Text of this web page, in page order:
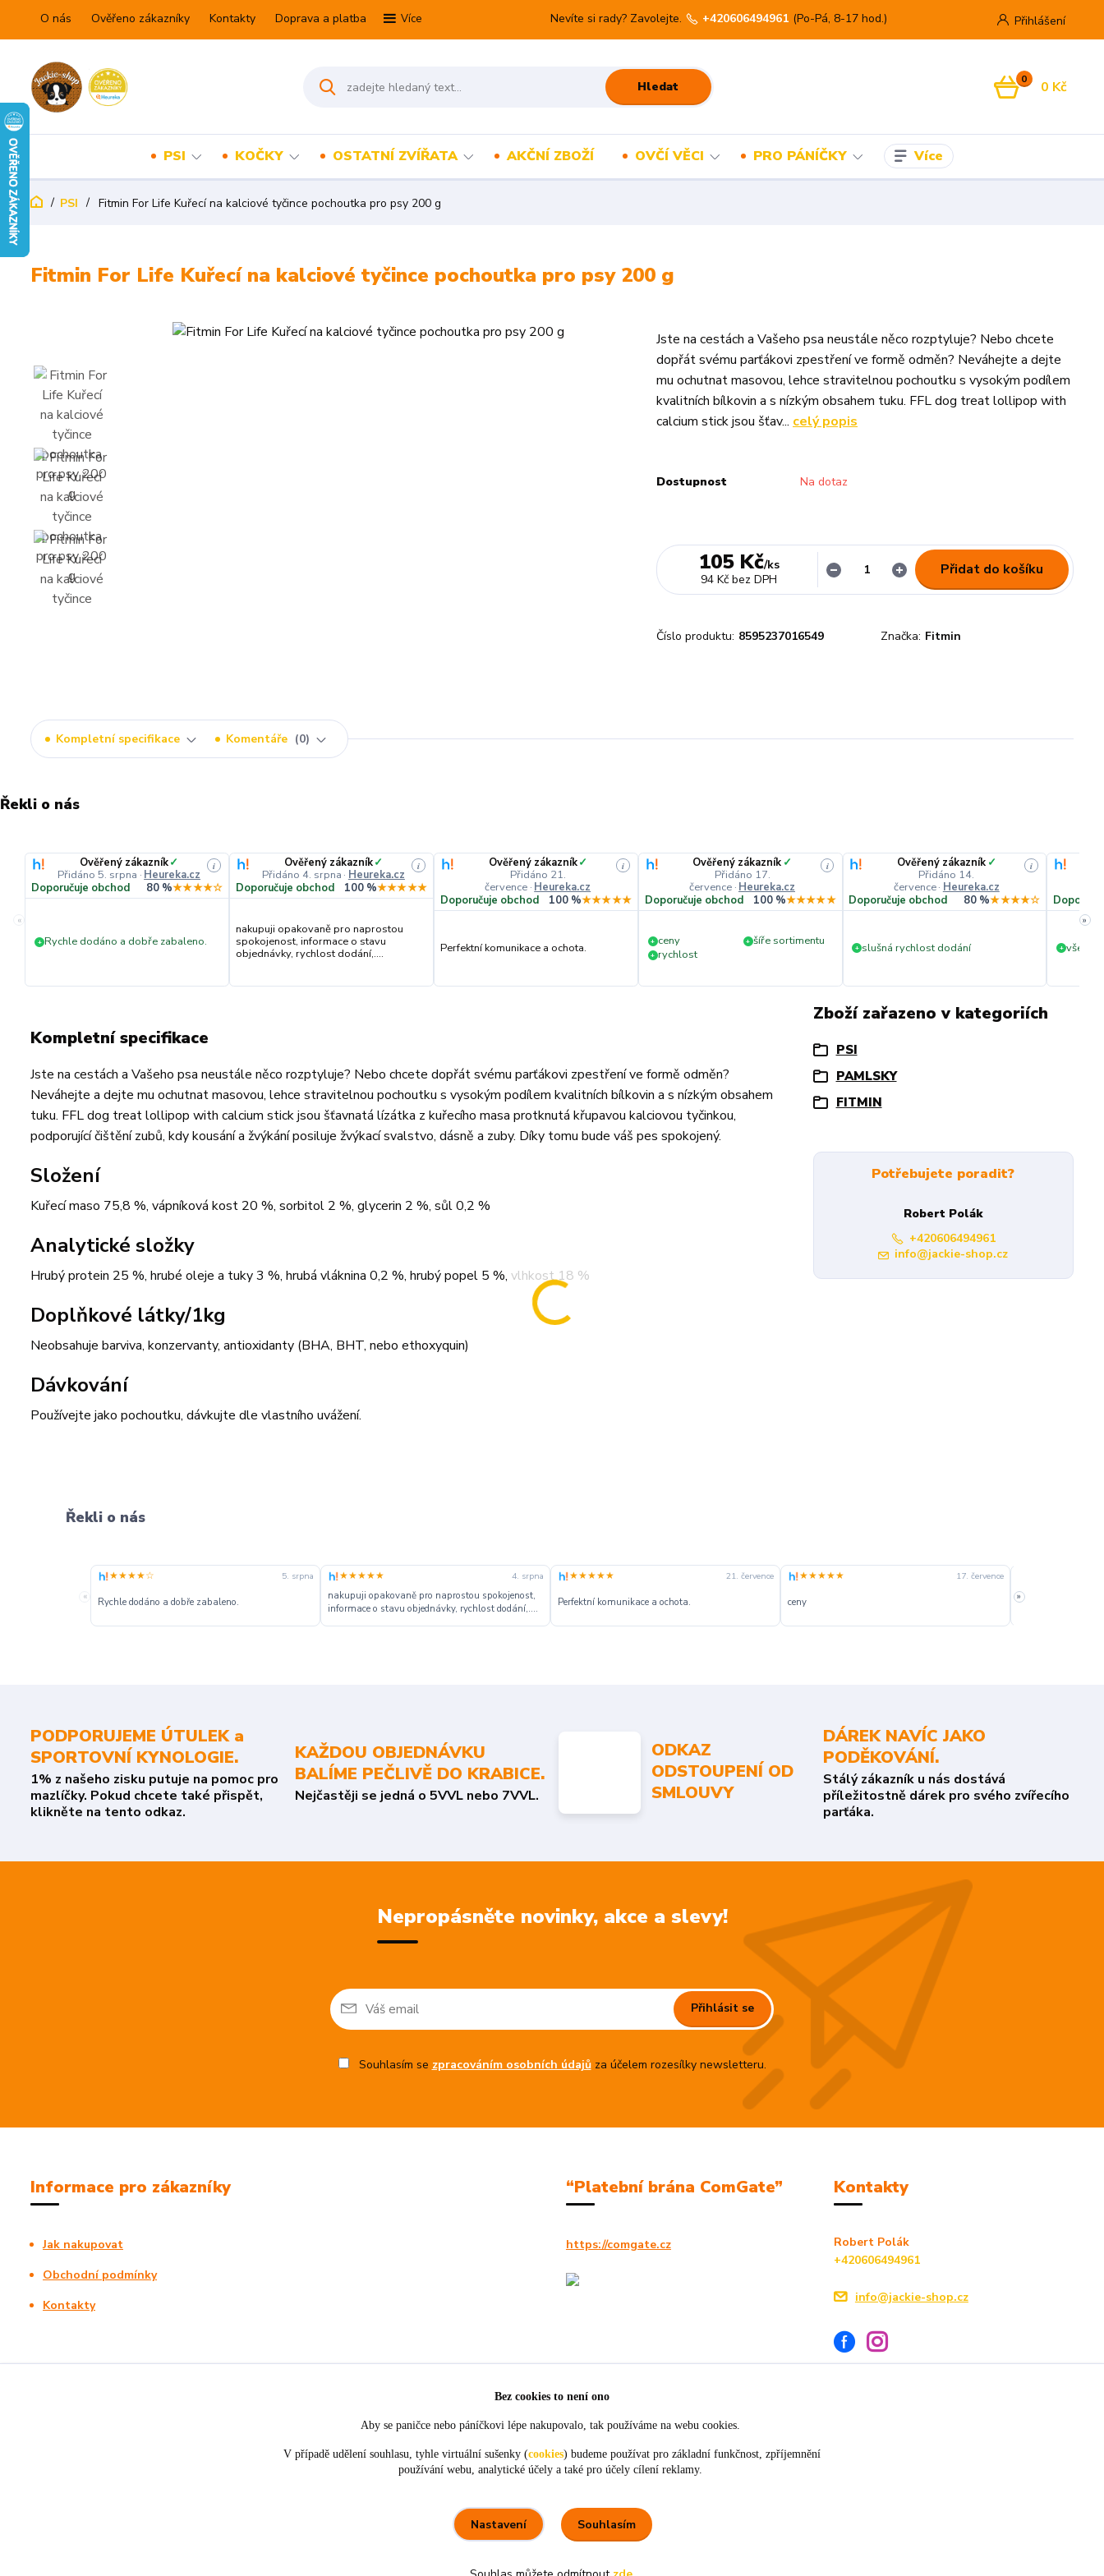
O nás Ověřeno zákazníky Kontakty Doprava a platba Více Přihlášení
Hledat
Nevíte si rady? Zavolejte. +420606494961 (Po-Pá, 8-17 hod.)
0 0 Kč
PSI KOČKY OSTATNÍ ZVÍŘATA AKČNÍ ZBOŽÍ OVČÍ VĚCI PRO PÁNÍČKY Více
PSI Fitmin For Life Kuřecí na kalciové tyčince pochoutka pro psy 200 g
Fitmin For Life Kuřecí na kalciové tyčince pochoutka pro psy 200 g
Jste na cestách a Vašeho psa neustále něco rozptyluje? Nebo chcete
dopřát svému parťákovi zpestření ve formě odměn? Neváhejte a dejte
mu ochutnat masovou, lehce stravitelnou pochoutku s vysokým podílem
kvalitních bílkovin a s nízkým obsahem tuku. FFL dog treat lollipop with
calcium stick jsou šťav... celý popis
Dostupnost Na dotaz
105 Kč/ks
94 Kč bez DPH
Přidat do košíku
Číslo produktu: 8595237016549 Značka: Fitmin
Kompletní specifikace Komentáře 0
Řekli o nás
«
Ověřený zákazník✓
Přidáno 5. srpna · Heureka.cz
i
Doporučuje obchod 80 %★★★★☆
+ Rychle dodáno a dobře zabaleno.
Ověřený zákazník✓
Přidáno 4. srpna · Heureka.cz
i
Doporučuje obchod 100 %★★★★★
nakupuji opakovaně pro naprostou
spokojenost, informace o stavu
objednávky, rychlost dodání,....
Ověřený zákazník✓
Přidáno 21.
července · Heureka.cz
i
Doporučuje obchod 100 %★★★★★
Perfektní komunikace a ochota.
Ověřený zákazník ✓
Přidáno 17.
července · Heureka.cz
i
Doporučuje obchod 100 %★★★★★
+ ceny + šíře sortimentu
+ rychlost
Ověřený zákazník ✓
Přidáno 14.
července· Heureka.cz
i
Doporučuje obchod 80 %★★★★☆
+ slušná rychlost dodání + vše v
»
Kompletní specifikace
Jste na cestách a Vašeho psa neustále něco rozptyluje? Nebo chcete dopřát svému parťákovi zpestření ve formě odměn?
Neváhejte a dejte mu ochutnat masovou, lehce stravitelnou pochoutku s vysokým podílem kvalitních bílkovin a s nízkým obsahem
tuku. FFL dog treat lollipop with calcium stick jsou šťavnatá lízátka z kuřecího masa protknutá křupavou kalciovou tyčinkou,
podporující čištění zubů, kdy kousání a žvýkání posiluje žvýkací svalstvo, dásně a zuby. Díky tomu bude váš pes spokojený.
Složení
Kuřecí maso 75,8 %, vápníková kost 20 %, sorbitol 2 %, glycerin 2 %, sůl 0,2 %
Analytické složky
Hrubý protein 25 %, hrubé oleje a tuky 3 %, hrubá vláknina 0,2 %, hrubý popel 5 %, vlhkost 18 %
Doplňkové látky/1kg
Neobsahuje barviva, konzervanty, antioxidanty (BHA, BHT, nebo ethoxyquin)
Dávkování
Používejte jako pochoutku, dávkujte dle vlastního uvážení.
Zboží zařazeno v kategoriích
PSI
PAMLSKY
FITMIN
Potřebujete poradit?
Robert Polák
+420606494961
info@jackie-shop.cz
Řekli o nás
«
★★★★☆ 5. srpna
Rychle dodáno a dobře zabaleno.
★★★★★ 4. srpna
nakupuji opakovaně pro naprostou spokojenost,
informace o stavu objednávky, rychlost dodání,....
★★★★★ 21. července
Perfektní komunikace a ochota.
★★★★★ 17. července
ceny
slušná rychlost
»
PODPORUJEME ÚTULEK a
SPORTOVNÍ KYNOLOGIE.
1% z našeho zisku putuje na pomoc pro
mazlíčky. Pokud chcete také přispět,
klikněte na tento odkaz.
KAŽDOU OBJEDNÁVKU
BALÍME PEČLIVĚ DO KRABICE.
Nejčastěji se jedná o 5VVL nebo 7VVL.
ODKAZ
ODSTOUPENÍ OD
SMLOUVY
DÁREK NAVÍC JAKO
PODĚKOVÁNÍ.
Stálý zákazník u nás dostává
příležitostně dárek pro svého zvířecího
parťáka.
Nepropásněte novinky, akce a slevy!
Přihlásit se
Souhlasím se zpracováním osobních údajůza účelem rozesílky newsletteru.
Informace pro zákazníky
Jak nakupovat
Obchodní podmínky
Kontakty
“Platební brána ComGate”
https://comgate.cz
Kontakty
Robert Polák
+420606494961
info@jackie-shop.cz
Bez cookies to není ono
Aby se paničce nebo páníčkovi lépe nakupovalo, tak používáme na webu cookies.
V případě udělení souhlasu, tyhle virtuální sušenky (cookies) budeme používat pro základní funkčnost, zpříjemnění
používání webu, analytické účely a také pro účely cílení reklamy.
Nastavení Souhlasím
Perfektní komunikace a ochota. ceny